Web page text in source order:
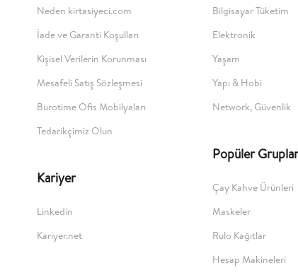
Neden kirtasiyeci.com
İade ve Garanti Koşulları
Kişisel Verilerin Korunması
Mesafeli Satış Sözleşmesi
Burotime Ofis Mobilyaları
Tedarikçimiz Olun
Kariyer
Linkedin
Kariyer.net
Bilgisayar Tüketim
Elektronik
Yaşam
Yapı & Hobi
Network, Güvenlik
Popüler Gruplar
Çay Kahve Ürünleri
Maskeler
Rulo Kağıtlar
Hesap Makineleri